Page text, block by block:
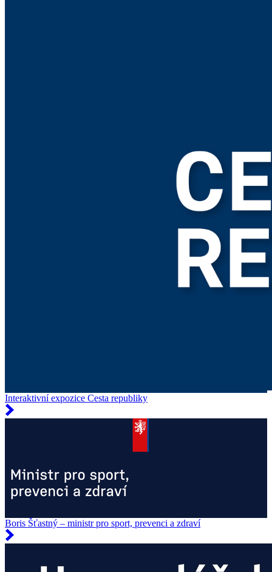
Interaktivní expozice Cesta republiky
Boris Šťastný – ministr pro sport, prevenci a zdraví